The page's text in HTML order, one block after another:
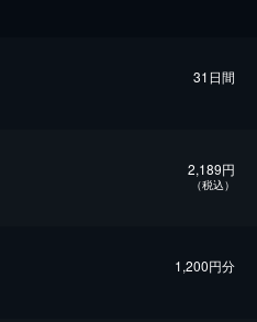
31日間
2,189円
（税込）
1,200円分